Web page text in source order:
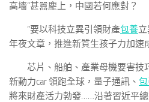
高墻”甚囂塵上，中國若何應對？
“要以科技立異引領財產包養
年夜文章，推進新質生孩子力加速
芯片、船舶、產業母機要害技
新動力car 領跑全球，量子通訊、
將來財產活力勃發……沿著習近平